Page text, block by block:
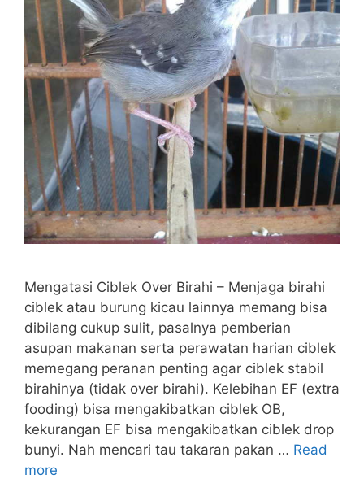
Mengatasi Ciblek Over Birahi – Menjaga birahi
ciblek atau burung kicau lainnya memang bisa
dibilang cukup sulit, pasalnya pemberian
asupan makanan serta perawatan harian ciblek
memegang peranan penting agar ciblek stabil
birahinya (tidak over birahi). Kelebihan EF (extra
fooding) bisa mengakibatkan ciblek OB,
kekurangan EF bisa mengakibatkan ciblek drop
bunyi. Nah mencari tau takaran pakan … Read
more